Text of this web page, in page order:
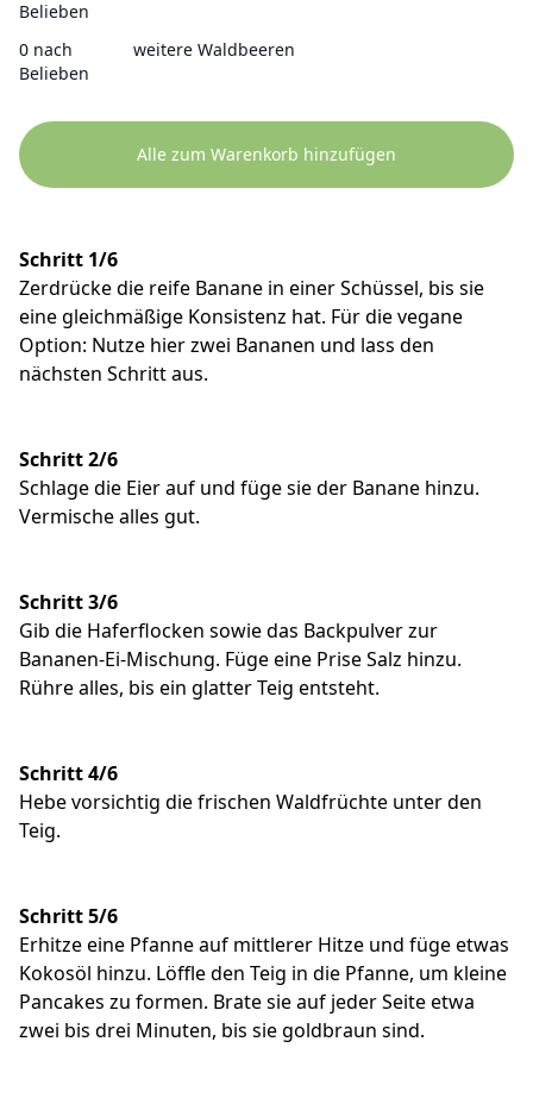
Belieben
0 nach
Belieben
weitere Waldbeeren
Alle zum Warenkorb hinzufügen
Schritt 1/6
Zerdrücke die reife Banane in einer Schüssel, bis sie
eine gleichmäßige Konsistenz hat. Für die vegane
Option: Nutze hier zwei Bananen und lass den
nächsten Schritt aus.
Schritt 2/6
Schlage die Eier auf und füge sie der Banane hinzu.
Vermische alles gut.
Schritt 3/6
Gib die Haferflocken sowie das Backpulver zur
Bananen-Ei-Mischung. Füge eine Prise Salz hinzu.
Rühre alles, bis ein glatter Teig entsteht.
Schritt 4/6
Hebe vorsichtig die frischen Waldfrüchte unter den
Teig.
Schritt 5/6
Erhitze eine Pfanne auf mittlerer Hitze und füge etwas
Kokosöl hinzu. Löffle den Teig in die Pfanne, um kleine
Pancakes zu formen. Brate sie auf jeder Seite etwa
zwei bis drei Minuten, bis sie goldbraun sind.